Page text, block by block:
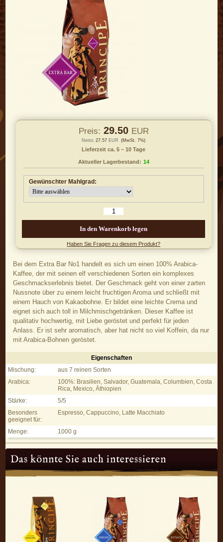
Preis: 29.50 EUR
Netto: 27.57 EUR (MwSt. 7%)
Lieferzeit ca. 5 – 10 Tage
Aktueller Lagerbestand: 14
Gewünschter Mahlgrad:
Haben Sie Fragen zu diesem Produkt?
Bei dem Extra Bar No1 handelt es sich um einen 100% Arabica-
Kaffee, der mit seinen elf verschiedenen Sorten ein komplexes
Geschmackserlebnis bietet. Der Geschmack geht von einer zarten
Nussnote über zu einem leicht fruchtigen Aroma und schließt mit
einem Hauch von Kakaobohne. Er bildet eine leichte Crema und
eignet sich auch toll in Milchmischgetränken. Dieser Kaffee ist
qualitativ hochwertig, mit Liebe geröstet und perfekt für jeden
Anlass. Er ist sehr aromatisch, aber hat nicht so viel Koffein, da nur
mit Arabica-Bohnen geröstet.
Extra Bar No1 - Eigenschaften
Eigenschaften
Mischung:
aus 7 reinen Sorten
Arabica:
100%: Brasilien, Salvador, Guatemala, Columbien, Costa
Rica, Mexico, Äthiopien
Stärke:
5/5
Besonders
geeignet für:
Espresso, Cappuccino, Latte Macchiato
Menge: 1000 g
Das könnte Sie auch interessieren